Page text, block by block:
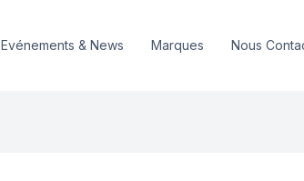
Evénements & News Marques Nous